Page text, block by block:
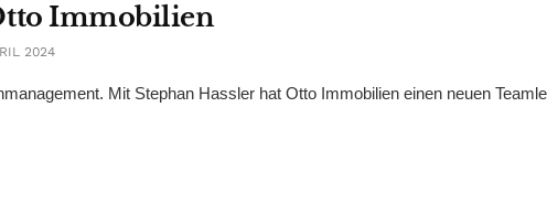
Immobilien
2024
Mit Stephan Hassler hat Otto Immobilien einen neuen